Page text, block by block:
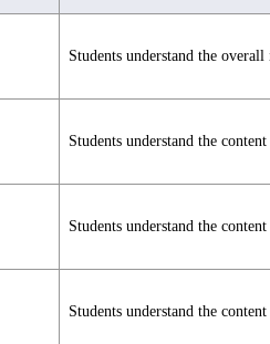
Students understand the
Students understand the
Students understand the
Students understand the